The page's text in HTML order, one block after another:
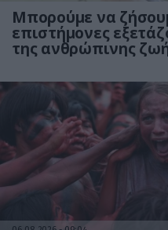
Μπορούμε να
επιστήμονες
της ανθρώπινης